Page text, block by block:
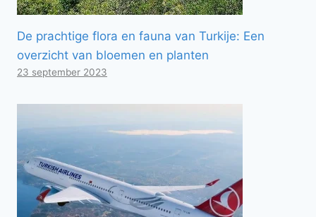
De prachtige flora en fauna van Turkije: Een
overzicht van bloemen en planten
23 september 2023